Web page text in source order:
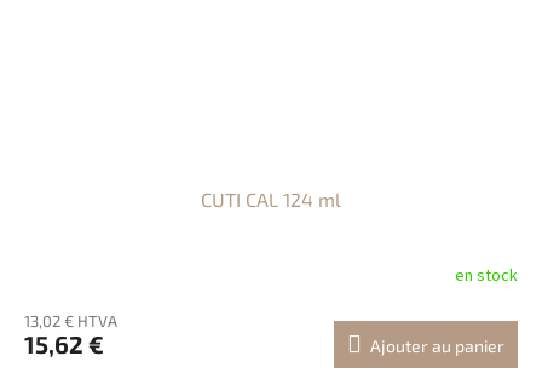
CUTI CAL 124 ml
en stock
13,02 € HTVA
15,62 € Ajouter au panier